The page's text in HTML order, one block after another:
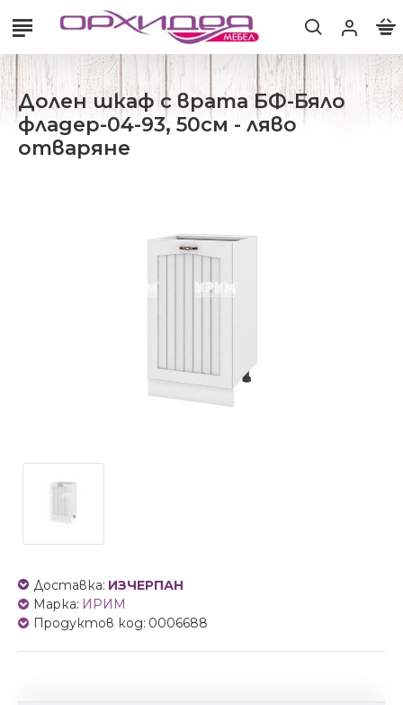
Долен шкаф с врата БФ-Бяло
фладер-04-93, 50см - ляво
отваряне
Доставка: ИЗЧЕРПАН
Марка: ИРИМ
Продуктов код: 0006688